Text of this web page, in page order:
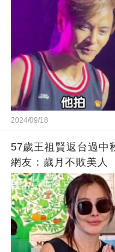
2024/09/18
57歲王祖賢返台過中
網友：歲月不敗美人